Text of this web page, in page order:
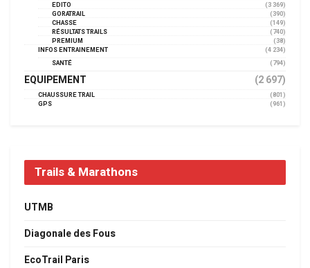
EDITO
(3 369)
GORATRAIL
(390)
CHASSE
(149)
RÉSULTATS TRAILS
(740)
PREMIUM
(38)
INFOS ENTRAINEMENT
(4 234)
SANTÉ
(794)
EQUIPEMENT (2 697)
CHAUSSURE TRAIL
(801)
GPS
(961)
Trails & Marathons
UTMB
Diagonale des Fous
EcoTrail Paris